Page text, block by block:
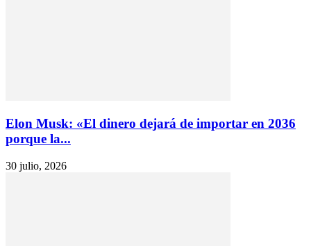
Elon Musk: «El dinero dejará de importar en 2036
porque la...
30 julio, 2026